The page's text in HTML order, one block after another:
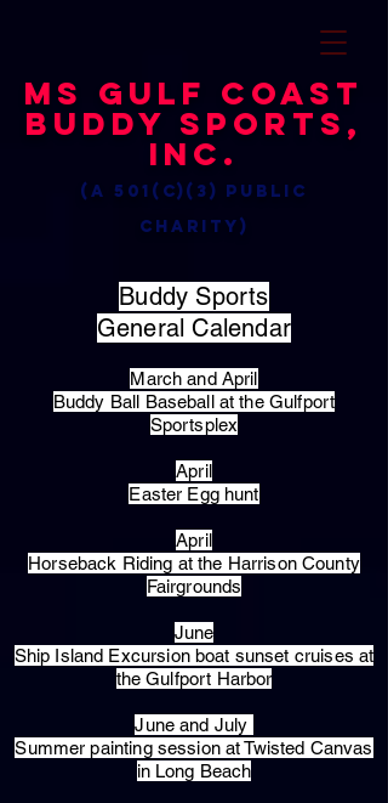
MS Gulf Coast
Buddy Sports,
Inc.
(a 501(c)(3) public
charity)
Buddy Sports
General Calendar
March and April
Buddy Ball Baseball at the Gulfport
Sportsplex
April
Easter Egg hunt
April
Horseback Riding at the Harrison County
Fairgrounds
June
Ship Island Excursion boat sunset cruises at
the Gulfport Harbor
June and July
Summer painting session at Twisted Canvas
in Long Beach